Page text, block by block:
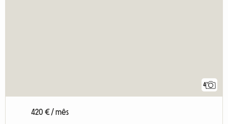
4
420 € / mês